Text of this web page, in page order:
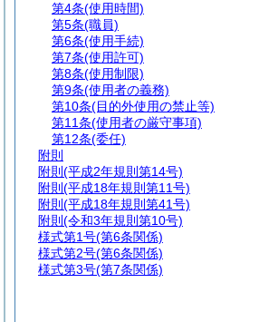
第4条(使用時間)
第5条(職員)
第6条(使用手続)
第7条(使用許可)
第8条(使用制限)
第9条(使用者の義務)
第10条(目的外使用の禁止等)
第11条(使用者の厳守事項)
第12条(委任)
附則
附則 (平成2年規則第14号)
附則 (平成18年規則第11号)
附則 (平成18年規則第41号)
附則 (令和3年規則第10号)
様式第1号(第6条関係)
様式第2号(第6条関係)
様式第3号(第7条関係)